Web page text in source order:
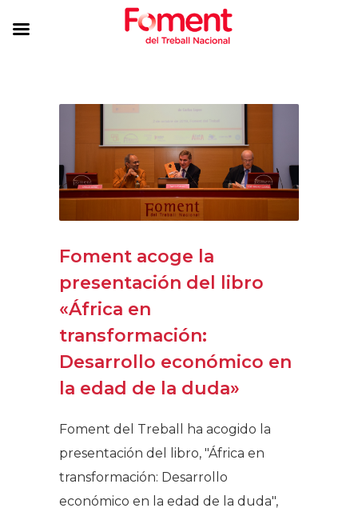
Foment acoge la
presentación del libro
«África en
transformación:
Desarrollo económico en
la edad de la duda»
Foment del Treball ha acogido la
presentación del libro, "África en
transformación: Desarrollo
económico en la edad de la duda",